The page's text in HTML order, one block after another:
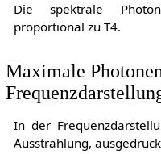
Die spektrale
proportional zu T4.
Maximale
In der
Ausstrahlung,